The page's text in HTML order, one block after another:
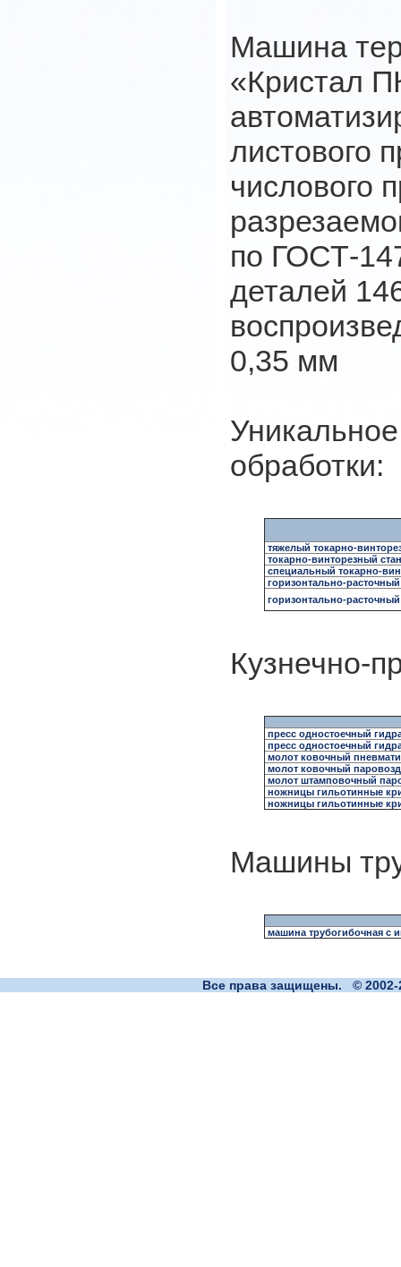
Машина
«Кристал
листового
числового
по ГОСТ-
деталей
0,35 мм
обработки:
тяжелый токарно-
токарно-винторезный
специальный токарно-
горизонтально-
горизонтально-
Кузнечно-
пресс одностоечный
пресс одностоечный
молот ковочный
молот ковочный
молот штамповочный
ножницы гильотинные
ножницы гильотинные
Машины
машина трубогибочная с
Все права защищены. © 2002-